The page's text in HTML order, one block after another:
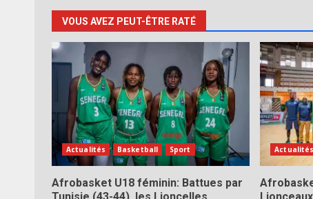
VOUS AVEZ PEUT-ÊTRE RATÉ
Actualités Basketball Sport
Afrobasket U18 féminin: Battues par
Actualités